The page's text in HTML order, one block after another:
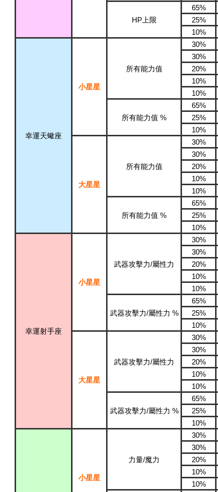
HP上限
65%
25%
10%
幸運天蠍座
小星星
所有能力值
30%
30%
20%
10%
10%
所有能力值 %
65%
25%
10%
大星星
所有能力值
30%
30%
20%
10%
10%
所有能力值 %
65%
25%
10%
幸運射手座
小星星
武器攻擊力/屬性力
30%
30%
20%
10%
10%
武器攻擊力/屬性力 %
65%
25%
10%
大星星
武器攻擊力/屬性力
30%
30%
20%
10%
10%
武器攻擊力/屬性力 %
65%
25%
10%
小星星
力量/魔力
30%
30%
20%
10%
10%